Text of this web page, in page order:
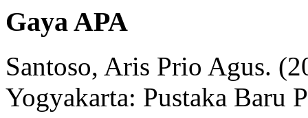
Gaya APA
Santoso, Aris Prio Agus.
Yogyakarta: Pustaka Baru